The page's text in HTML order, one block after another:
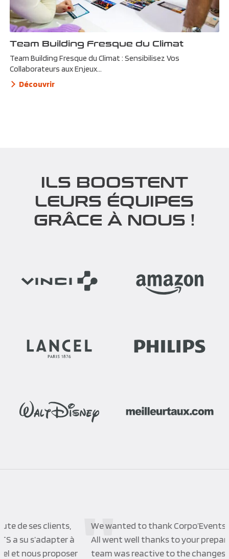
Team Building Fresque du Climat
Team Building Fresque du Climat : Sensibilisez Vos
Collaborateurs aux Enjeux...
Découvrir
ILS BOOSTENT
LEURS ÉQUIPES
GRÂCE À NOUS !
We wanted to thank Corpo’Events for the job done.
All went well thanks to your preparation and the
team was reactive to the changes and adaptation